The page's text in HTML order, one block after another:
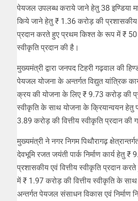
पेयजल उपलब्ध कराये जाने हेतु 38 इण्डिया
किये जाने हेतु ₹ 1.36 करोड़ की प्रशासकीय
प्रदान करते हुए प्रथम किश्त के रूप में ₹ 50
स्वीकृति प्रदान की है।
मुख्यमंत्री द्वारा जनपद टिहरी गढ़वाल की
पेयजल योजना के अन्तर्गत विद्युत यांत्रिक
क्रय की योजना के लिए ₹ 9.73 करोड़ की
स्वीकृति के साथ योजना के क्रियान्वयन
3.89 करोड़ की वित्तीय स्वीकृति प्रदान की
मुख्यमंत्री ने नगर निगम पिथौरागढ़
देवभूमि रजत जयंती पार्क निर्माण कार्य हेतु ₹
प्रशासकीय एवं वित्तीय स्वीकृति प्रदान
में ₹ 1.97 करोड़ की वित्तीय स्वीकृति के
अन्तर्गत पेयजल संसाधन विकास एवं निर्माण